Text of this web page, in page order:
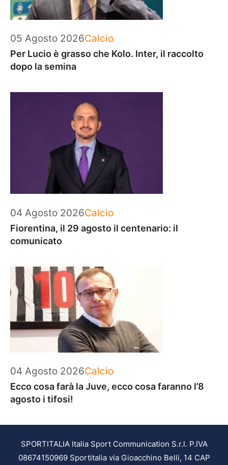
05 Agosto 2026Categorie
Calcio
Per Lucio è grasso che Kolo. Inter, il raccolto
dopo la semina
04 Agosto 2026Categorie
Calcio
Fiorentina, il 29 agosto il centenario: il
comunicato
04 Agosto 2026Categorie
Calcio
Ecco cosa farà la Juve, ecco cosa faranno l’8
agosto i tifosi!
SPORTITALIA Italia Sport Communication S.r.l. P.IVA
08674150969 Sportitalia via Gioacchino Belli, 14 CAP